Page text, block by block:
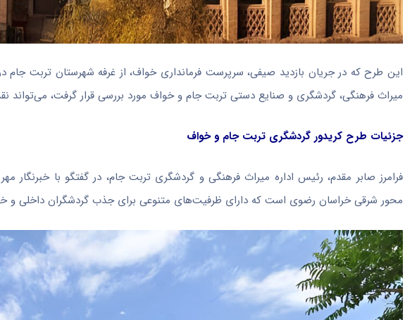
این طرح که در جریان بازدید صیفی، سرپرست فرمانداریخواف، از غرفه شهرستان تربت جام
میراث فرهنگی، گردشگری و صنایع دستی تربت جام وخواف مورد بررسی قرار گرفت،
جزئیات طرح کریدور گردشگری تربت جام وخواف
فرامرز صابر مقدم، رئیس اداره میراث فرهنگی و گردشگری تربت جام، در گفتگو با خبرنگار
محور شرقی خراسان رضوی است که دارای ظرفیت‌های متنوعی برای جذب گردشگران داخلی و